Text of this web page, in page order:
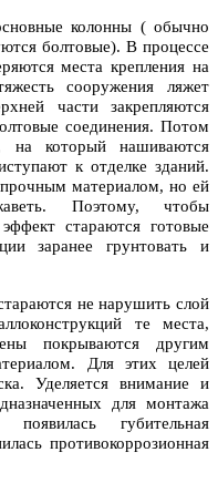
колонны ( обычно
болтовые). В процессе
места крепления на
сооружения ляжет
части закрепляются
соединения. Потом
на который нашиваются
к отделке зданий.
прочным материалом, но ей
Поэтому, чтобы
стараются готовые
заранее грунтовать и
не нарушить слой
те места,
покрываются другим
Для этих целей
Уделяется внимание и
для монтажа
губительная
противокоррозионная